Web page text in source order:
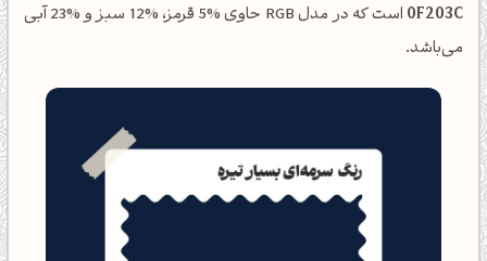
0F203C
است که در مدل RGB حاوی %5 قرمز، %12 سبز و %23 آبی
می‌باشد.